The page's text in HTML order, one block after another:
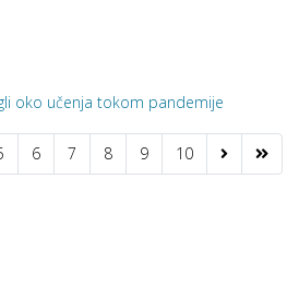
oko učenja tokom pandemije
6 7 8 9 10